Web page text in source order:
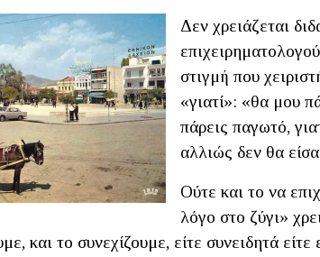
Δεν χρειάζεται
στιγμή που
«γιατί»: «θα μου
πάρεις παγωτό,
αλλιώς δεν θα
Ούτε και το να
λόγο στο ζύγι»
και το συνεχίζουμε, είτε συνειδητά